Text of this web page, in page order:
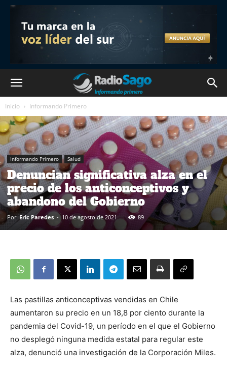
Inicio Informando Primero
Informando Primero Salud
Denuncian significativa alza en el
precio de los anticonceptivos y
abandono del Gobierno
Por Eric Paredes - 10 de agosto de 2021 89
Las pastillas anticonceptivas vendidas en Chile
aumentaron su precio en un 18,8 por ciento durante la
pandemia del Covid-19, un período en el que el Gobierno
no desplegó ninguna medida estatal para regular este
alza, denunció una investigación de la Corporación Miles.